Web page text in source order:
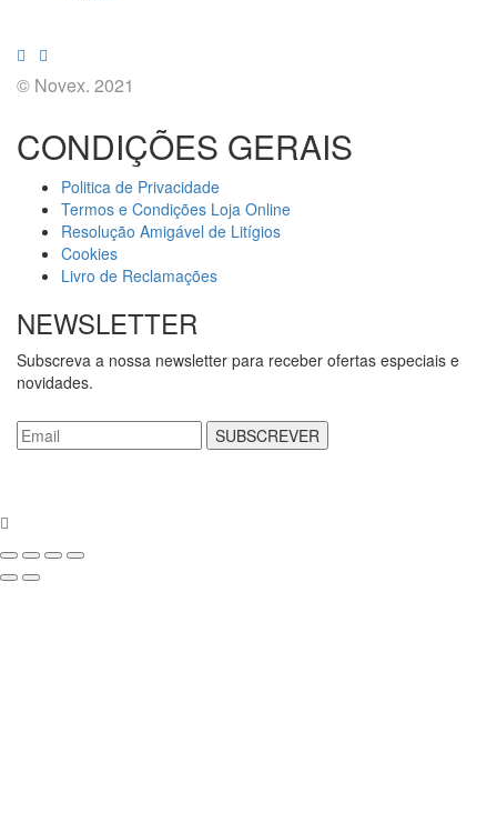
© Novex. 2021
CONDIÇÕES GERAIS
Politica de Privacidade
Termos e Condições Loja Online
Resolução Amigável de Litígios
Cookies
Livro de Reclamações
NEWSLETTER
Subscreva a nossa newsletter para receber ofertas especiais e
novidades.
SUBSCREVER